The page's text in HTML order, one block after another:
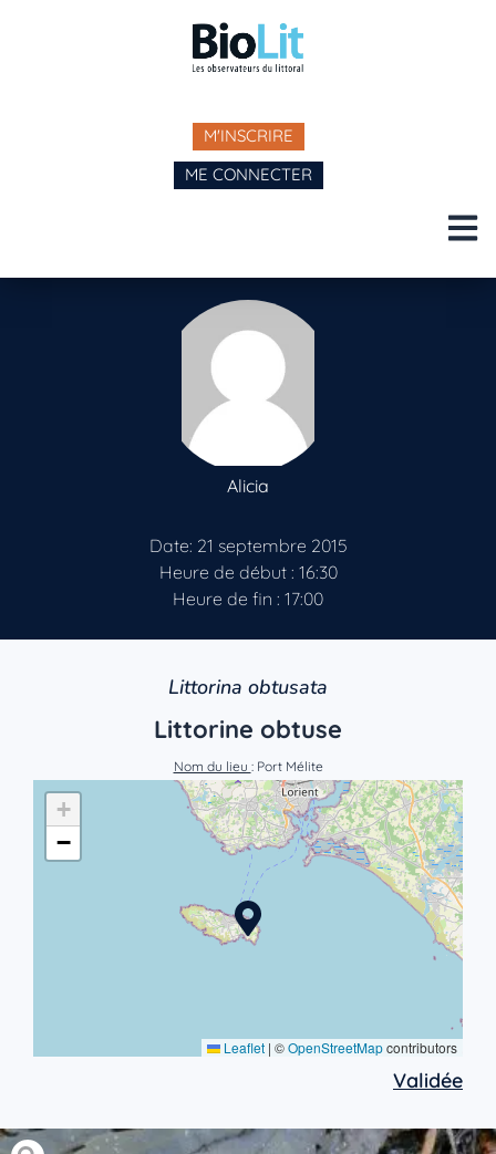
M'INSCRIRE
ME CONNECTER
Alicia
Date: 21 septembre 2015
Heure de début : 16:30
Heure de fin : 17:00
Littorina obtusata
Littorine obtuse
Nom du lieu : Port Mélite
+
−
Leaflet | ©OpenStreetMapcontributors
Validée